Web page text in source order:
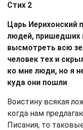
Стих 2
Царь Иерихонский
людей, пришедших
высмотреть всю
человек тех и
ко мне люди, но я
куда они пошли
Воистину всякая
когда нам
Писания, то